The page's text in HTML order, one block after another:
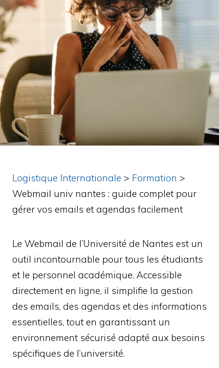
Logistique Internationale > Formation >
Webmail univ nantes : guide complet pour
gérer vos emails et agendas facilement
Le Webmail de l’Université de Nantes est un
outil incontournable pour tous les étudiants
et le personnel académique. Accessible
directement en ligne, il simplifie la gestion
des emails, des agendas et des informations
essentielles, tout en garantissant un
environnement sécurisé adapté aux besoins
spécifiques de l’université.